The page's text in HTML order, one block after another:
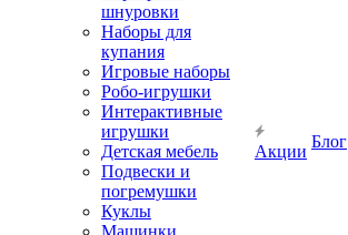
шнуровки
Наборы для
купания
Игровые наборы
Робо-игрушки
Интерактивные
игрушки
Детская мебель
Подвески и
погремушки
Куклы
Машинки
Акции
Блог